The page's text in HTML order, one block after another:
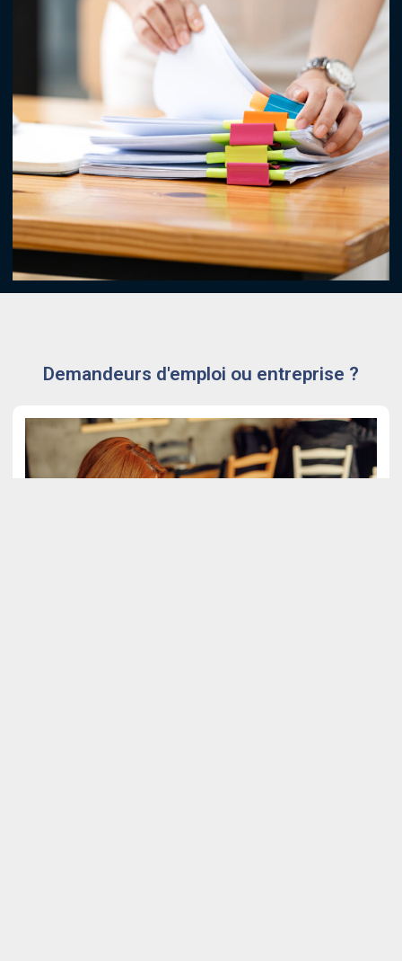
Demandeurs d'emploi ou entreprise ?